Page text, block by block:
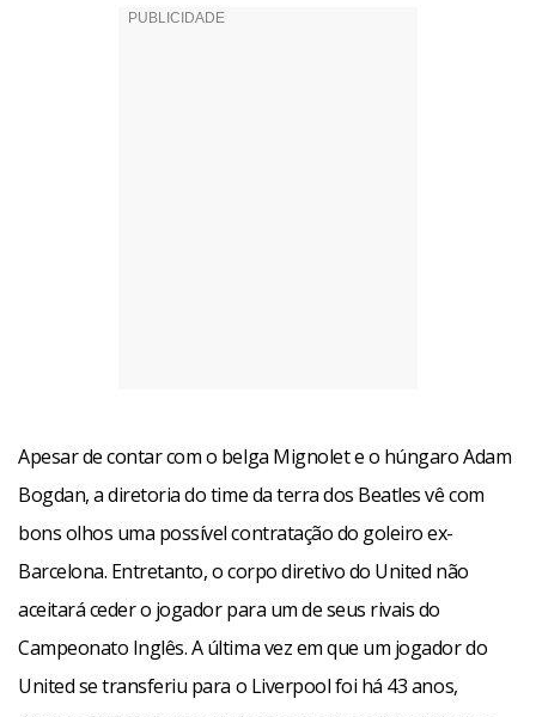
Apesar de contar com o belga Mignolet e o húngaro Adam
Bogdan, a diretoria do time da terra dos Beatles vê com
bons olhos uma possível contratação do goleiro ex-
Barcelona. Entretanto, o corpo diretivo do United não
aceitará ceder o jogador para um de seus rivais do
Campeonato Inglês. A última vez em que um jogador do
United se transferiu para o Liverpool foi há 43 anos,